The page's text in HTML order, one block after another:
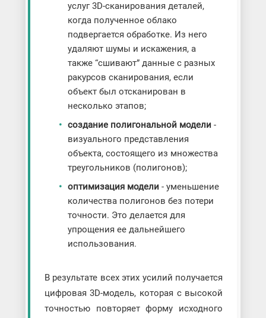
услуг 3D-сканирования деталей,
когда полученное облако
подвергается обработке. Из него
удаляют шумы и искажения, а
также “сшивают” данные с разных
ракурсов сканирования, если
объект был отсканирован в
несколько этапов;
создание полигональной модели-
визуального представления
объекта, состоящего из множества
треугольников (полигонов);
оптимизация модели- уменьшение
количества полигонов без потери
точности. Это делается для
упрощения ее дальнейшего
использования.
В результате всех этих усилий получается
цифровая 3D-модель, которая с высокой
точностью повторяет форму исходного